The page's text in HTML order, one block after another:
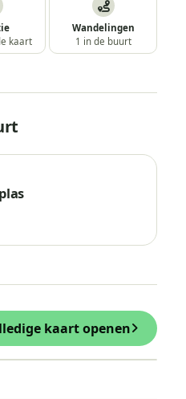
kaart
Wandelingen
1 in de buurt
kaart openen
7Z3